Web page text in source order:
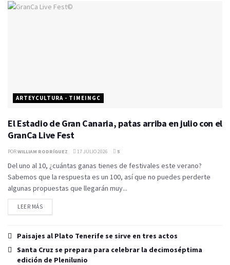
ARTEYCULTURA - TIMEINGC
El Estadio de Gran Canaria, patas arriba en julio con el
GranCa Live Fest
PORWILLIAM RODRÍGUEZ 17 JULIO 2026 5
Del uno al 10, ¿cuántas ganas tienes de festivales este verano?
Sabemos que la respuesta es un 100, así que no puedes perderte
algunas propuestas que llegarán muy...
LEER MÁS
Paisajes al Plato Tenerife se sirve en tres actos
Santa Cruz se prepara para celebrar la decimoséptima
edición de Plenilunio